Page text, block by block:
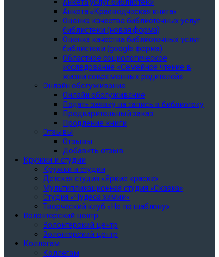
Анкета услуг библиотеки
Анкета «Краеведческая книга»
Oценка качества библиотечных услуг
библиотеки (новая форма)
Oценка качества библиотечных услуг
библиотеки (google форма)
Областное социологическое
исследование «Семейное чтение в
жизни современных родителей»
Онлайн обслуживание
Онлайн обслуживание
Подать заявку на запись в библиотеку
Предварительный заказ
Продление книги
Отзывы
Отзывы
Добавить отзыв
Кружки и студии
Кружки и студии
Детская студия «Яркие краски»
Мультипликационная студия «Сказка»
Студия «Чудеса химии»
Творческий клуб «Не по шаблону»
Волонтерский центр
Волонтерский центр
Волонтерский центр
Коллегам
Коллегам